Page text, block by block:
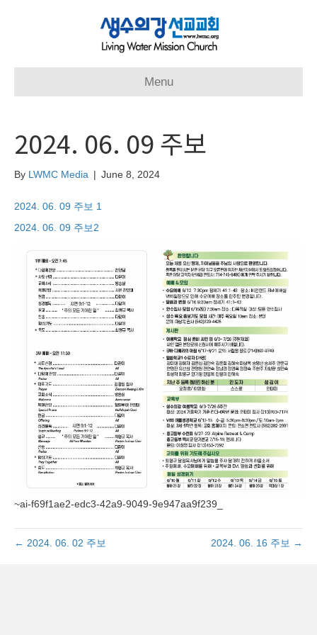
Menu
2024. 06. 09 주보
By LWMC Media | June 8, 2024
2024. 06. 09 주보 1
2024. 06. 09 주보2
~ai-f69f1ae2-edc3-42a9-9049-9e947aa9f239_
← 2024. 06. 02 주보 2024. 06. 16 주보 →